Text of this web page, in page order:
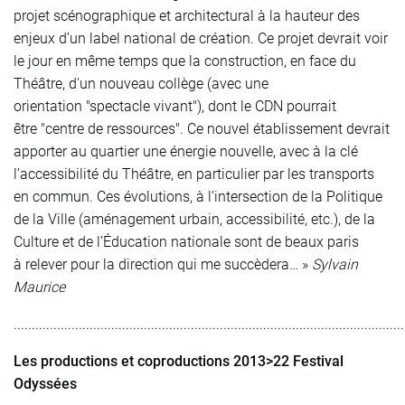
projet scénographique et architectural à la hauteur des
enjeux d’un label national de création. Ce projet devrait voir
le jour en même temps que la construction, en face du
Théâtre, d'un nouveau collège (avec une
orientation "spectacle vivant"), dont le CDN pourrait
être "centre de ressources". Ce nouvel établissement devrait
apporter au quartier une énergie nouvelle, avec à la clé
l’accessibilité du Théâtre, en particulier par les transports
en commun. Ces évolutions, à l’intersection de la Politique
de la Ville (aménagement urbain, accessibilité, etc.), de la
Culture et de l’Éducation nationale sont de beaux paris
à relever pour la direction qui me succèdera… » Sylvain
Maurice
Les productions et coproductions 2013>22 Festival
Odyssées